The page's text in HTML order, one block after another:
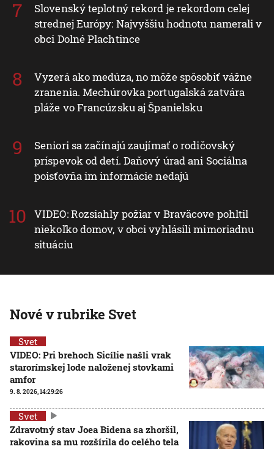
Slovenský teplotný rekord je rekordom celej
strednej Európy: Najvyššiu hodnotu namerali v
obci Dolné Plachtince
Vyzerá ako medúza, no môže spôsobiť vážne
zranenia. Mechúrovka portugalská zatvára
pláže vo Francúzsku aj Španielsku
Seniori sa začínajú zaujímať o rodičovský
príspevok od detí. Daňový úrad ani Sociálna
poisťovňa im informácie nedajú
VIDEO: Rozsiahly požiar v Braväcove pohltil
niekoľko domov, v obci vyhlásili mimoriadnu
situáciu
Nové v rubrike Svet
Svet
VIDEO: Pri brehoch Sicílie našli vrak
starorímskej lode naloženej stovkami
amfor
9. 8. 2026, 14:29:26
Svet
Zdravotný stav Joea Bidena sa zhoršil,
rakovina sa mu rozšírila do celého tela